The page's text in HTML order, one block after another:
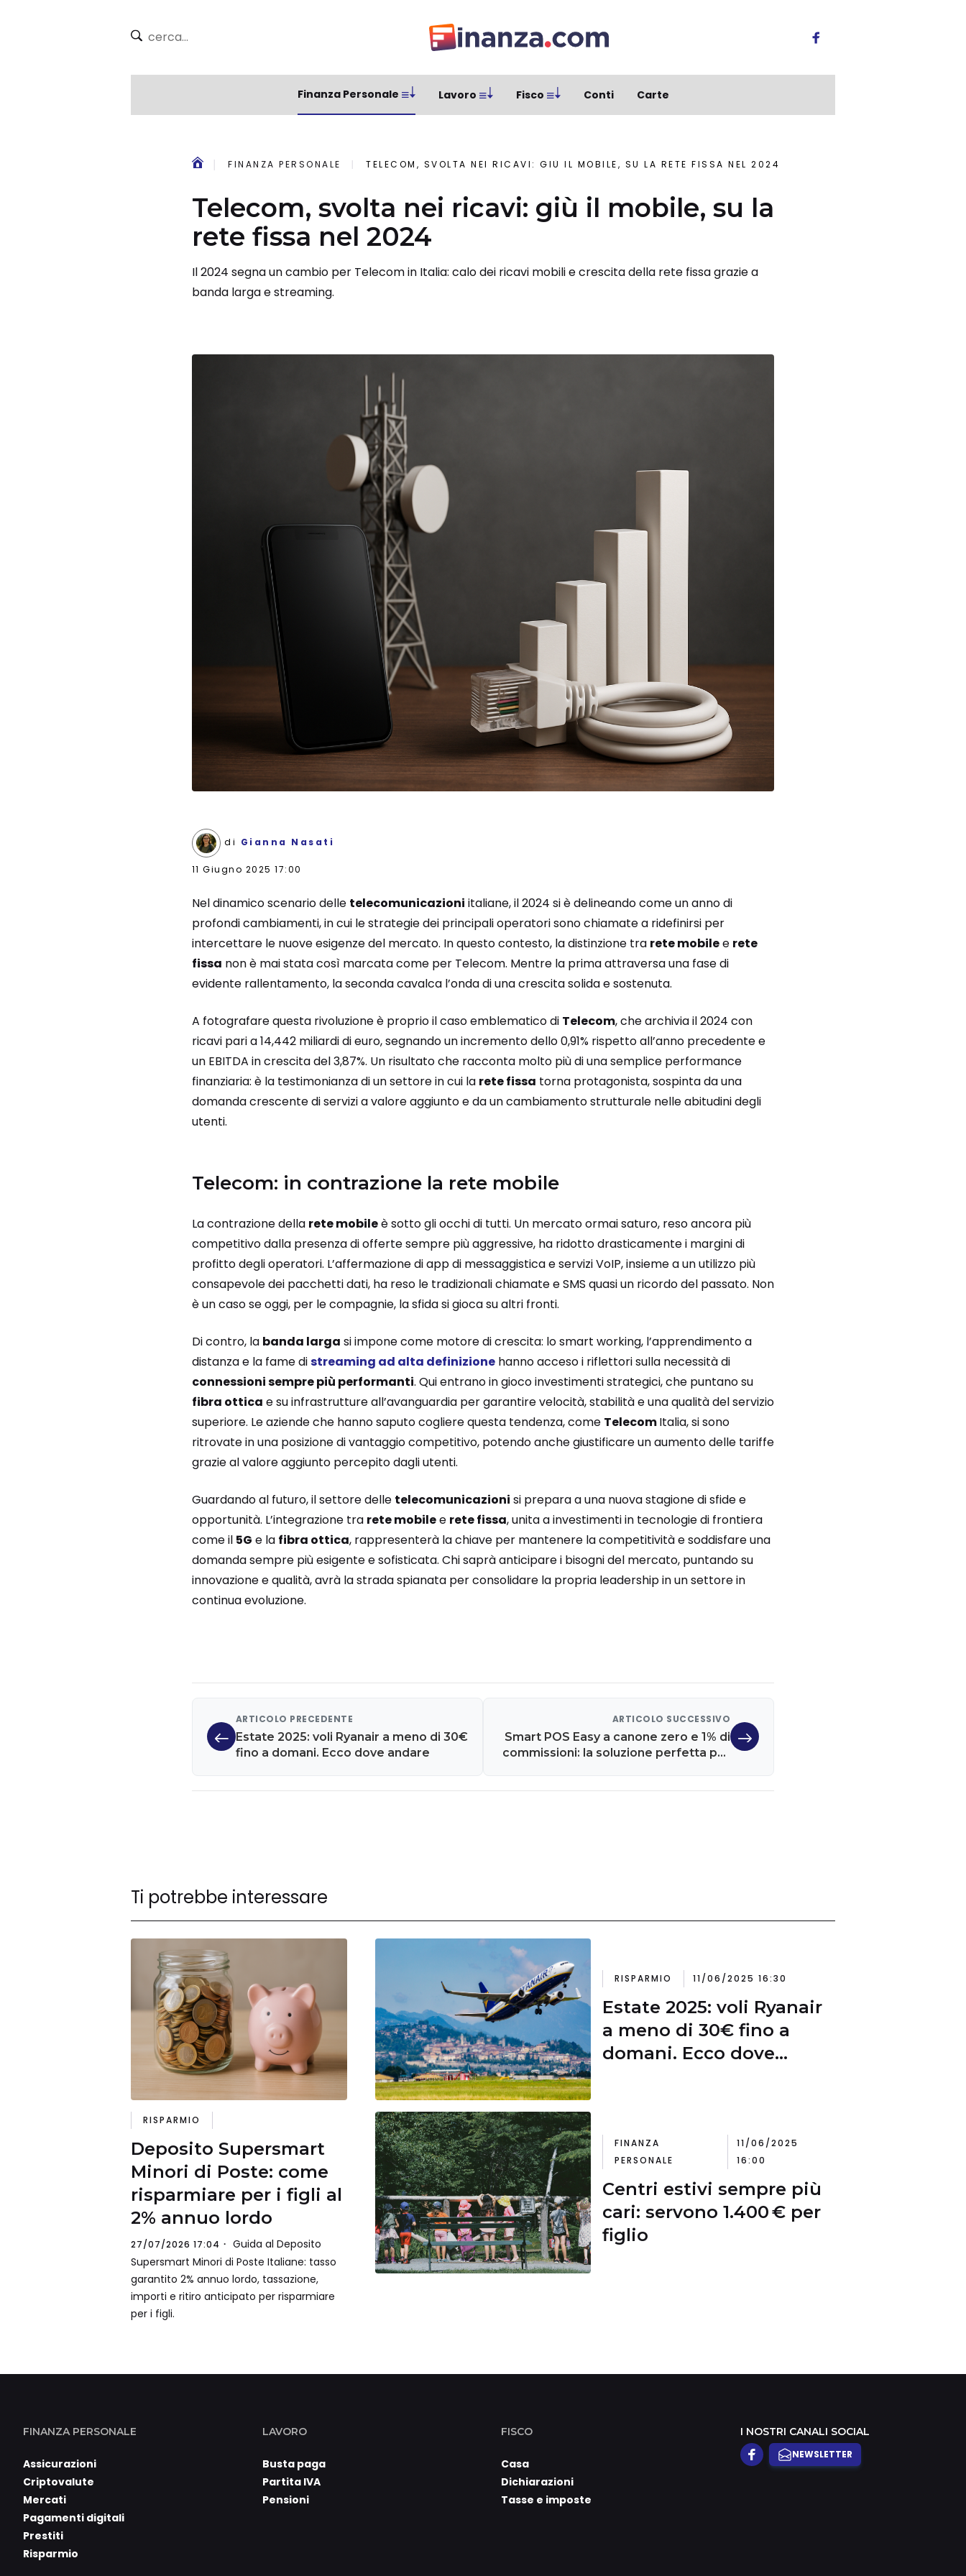
Finanza Personale Lavoro Fisco Conti Carte
FINANZA PERSONALE TELECOM, SVOLTA NEI RICAVI: GIÙ IL MOBILE, SU LA RETE FISSA NEL 2024
Telecom, svolta nei ricavi: giù il mobile, su la
rete fissa nel 2024
Il 2024 segna un cambio per Telecom in Italia: calo dei ricavi mobili e crescita della rete fissa grazie a
banda larga e streaming.
di Gianna Nasati
11 Giugno 2025 17:00
Nel dinamico scenario delle telecomunicazioni italiane, il 2024 si è delineando come un anno di
profondi cambiamenti, in cui le strategie dei principali operatori sono chiamate a ridefinirsi per
intercettare le nuove esigenze del mercato. In questo contesto, la distinzione tra rete mobilee rete
fissa non è mai stata così marcata come per Telecom. Mentre la prima attraversa una fase di
evidente rallentamento, la seconda cavalca l’onda di una crescita solida e sostenuta.
A fotografare questa rivoluzione è proprio il caso emblematico di Telecom, che archivia il 2024 con
ricavi pari a 14,442 miliardi di euro, segnando un incremento dello 0,91% rispetto all’anno precedente e
un EBITDA in crescita del 3,87%. Un risultato che racconta molto più di una semplice performance
finanziaria: è la testimonianza di un settore in cui la rete fissa torna protagonista, sospinta da una
domanda crescente di servizi a valore aggiunto e da un cambiamento strutturale nelle abitudini degli
utenti.
Telecom: in contrazione la rete mobile
La contrazione della rete mobileè sotto gli occhi di tutti. Un mercato ormai saturo, reso ancora più
competitivo dalla presenza di offerte sempre più aggressive, ha ridotto drasticamente i margini di
profitto degli operatori. L’affermazione di app di messaggistica e servizi VoIP, insieme a un utilizzo più
consapevole dei pacchetti dati, ha reso le tradizionali chiamate e SMS quasi un ricordo del passato. Non
è un caso se oggi, per le compagnie, la sfida si gioca su altri fronti.
Di contro, la banda larga si impone come motore di crescita: lo smart working, l’apprendimento a
distanza e la fame distreaming ad alta definizionehanno acceso i riflettori sulla necessità di
connessioni sempre più performanti. Qui entrano in gioco investimenti strategici, che puntano su
fibra ottica e su infrastrutture all’avanguardia per garantire velocità, stabilità e una qualità del servizio
superiore. Le aziende che hanno saputo cogliere questa tendenza, come TelecomItalia, si sono
ritrovate in una posizione di vantaggio competitivo, potendo anche giustificare un aumento delle tariffe
grazie al valore aggiunto percepito dagli utenti.
Guardando al futuro, il settore delle telecomunicazioni si prepara a una nuova stagione di sfide e
opportunità. L’integrazione tra rete mobilee rete fissa, unita a investimenti in tecnologie di frontiera
come il 5G e la fibra ottica, rappresenterà la chiave per mantenere la competitività e soddisfare una
domanda sempre più esigente e sofisticata. Chi saprà anticipare i bisogni del mercato, puntando su
innovazione e qualità, avrà la strada spianata per consolidare la propria leadership in un settore in
continua evoluzione.
ARTICOLO PRECEDENTE
Estate 2025: voli Ryanair a meno di 30€
fino a domani. Ecco dove andare
ARTICOLO SUCCESSIVO
Smart POS Easy a canone zero e 1% di
commissioni: la soluzione perfetta per
Ti potrebbe interessare
RISPARMIO
Deposito Supersmart
Minori di Poste: come
risparmiare per i figli al
2% annuo lordo
27/07/2026 17:04
Guida al Deposito
Supersmart Minori di Poste Italiane: tasso
garantito 2% annuo lordo, tassazione,
importi e ritiro anticipato per risparmiare
per i figli.
RISPARMIO 11/06/2025 16:30
Estate 2025: voli Ryanair
a meno di 30€ fino a
domani. Ecco dove
FINANZA
PERSONALE
11/06/2025
16:00
Centri estivi sempre più
cari: servono 1.400 € per
figlio
FINANZA PERSONALE
Assicurazioni
Criptovalute
Mercati
Pagamenti digitali
Prestiti
Risparmio
LAVORO
Busta paga
Partita IVA
Pensioni
FISCO
Casa
Dichiarazioni
Tasse e imposte
I NOSTRI CANALI SOCIAL
NEWSLETTER